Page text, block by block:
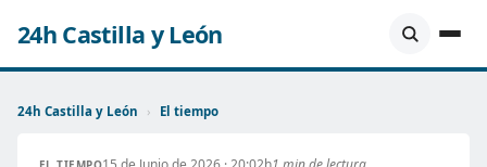
24h Castilla y León
24h Castilla y León › El tiempo